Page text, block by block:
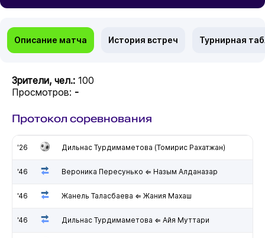
Описание матча История встреч Турнирная
Зрители, чел.: 100
Просмотров: -
Протокол соревнования
'26 Дильнас Турдимаметова (Томирис Рахатжан)
'46 Вероника Пересунько ⇐ Назым Алданазар
'46 Жанель Таласбаева ⇐ Жания Махаш
'46 Дильнас Турдимаметова ⇐ Айя Муттари